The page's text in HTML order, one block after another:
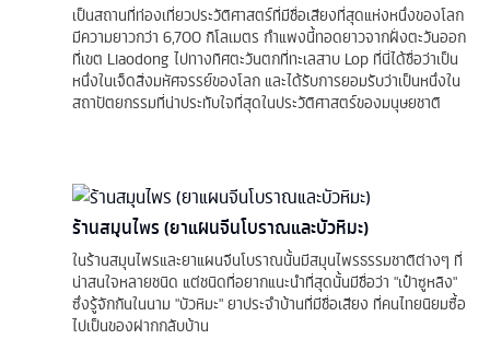
เป็นสถานที่ท่องเที่ยวประวัติศาสตร์ที่มีชื่อเสียงที่สุดแห่งหนึ่งของโลก
มีความยาวกว่า 6,700 กิโลเมตร กำแพงนี้ทอดยาวจากฝั่งตะวันออก
ที่เขต Liaodong ไปทางทิศตะวันตกที่ทะเลสาบ Lop ที่นี่ได้ชื่อว่าเป็น
หนึ่งในเจ็ดสิ่งมหัศจรรย์ของโลก และได้รับการยอมรับว่าเป็นหนึ่งใน
สถาปัตยกรรมที่น่าประทับใจที่สุดในประวัติศาสตร์ของมนุษยชาติ
ร้านสมุนไพร (ยาแผนจีนโบราณและบัวหิมะ)
ในร้านสมุนไพรและยาแผนจีนโบราณนั้นมีสมุนไพรธรรมชาติต่างๆ ที่
น่าสนใจหลายชนิด แต่ชนิดที่อยากแนะนำที่สุดนั้นมีชื่อว่า "เป๋าซูหลิง"
ซึ่งรู้จักกันในนาม "บัวหิมะ" ยาประจำบ้านที่มีชื่อเสียง ที่คนไทยนิยมซื้อ
ไปเป็นของฝากกลับบ้าน